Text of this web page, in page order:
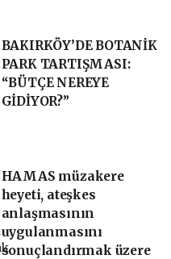
BAKIRKÖY’DE BOTANİK
PARK TARTIŞMASI:
“BÜTÇE NEREYE
GİDİYOR?”
HAMAS müzakere
heyeti, ateşkes
anlaşmasının
uygulanmasını
sonuçlandırmak üzere